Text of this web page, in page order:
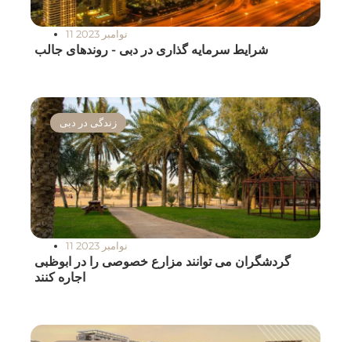
11 نوامبر 2023
شرایط سرمایه گذاری در دبی - روندهای جالب
زندگی در دبی
11 نوامبر 2023
گردشگران می توانند مزارع خصوصی را در ابوظبی
اجاره کنند